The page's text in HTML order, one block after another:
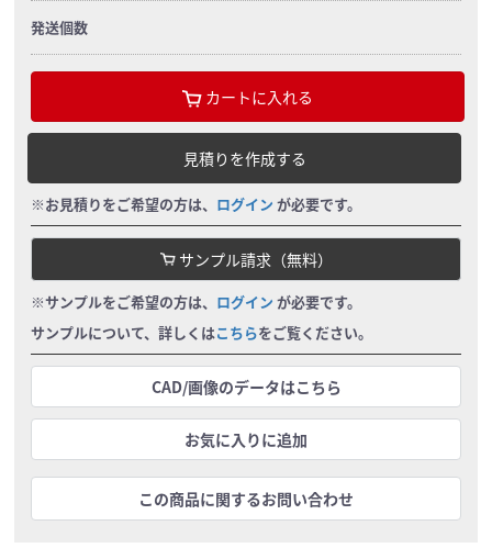
発送個数
カートに入れる
見積りを作成する
※お見積りをご希望の方は、 ログイン が必要です。
サンプル請求（無料）
※サンプルをご希望の方は、 ログイン が必要です。
サンプルについて、詳しくはこちらをご覧ください。
CAD/画像のデータはこちら
お気に入りに追加
この商品に関するお問い合わせ